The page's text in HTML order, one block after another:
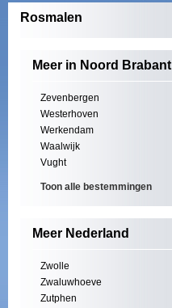
Rosmalen
Meer in Noord Brabant
Zevenbergen
Westerhoven
Werkendam
Waalwijk
Vught
Toon alle bestemmingen
Meer Nederland
Zwolle
Zwaluwhoeve
Zutphen